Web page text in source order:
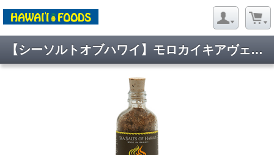
【シーソルトオブハワイ】モロカイキアヴェスモークシーソルト 113g